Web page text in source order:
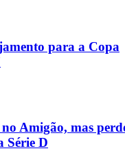
para a Copa
Amigão, mas
Série D